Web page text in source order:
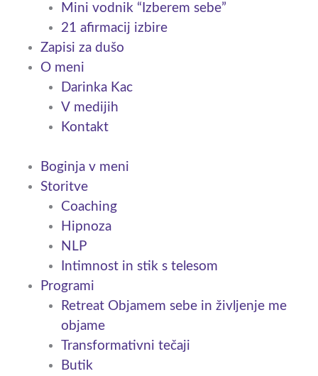
Mini vodnik “Izberem sebe”
21 afirmacij izbire
Zapisi za dušo
O meni
Darinka Kac
V medijih
Kontakt
Boginja v meni
Storitve
Coaching
Hipnoza
NLP
Intimnost in stik s telesom
Programi
Retreat Objamem sebe in življenje me
objame
Transformativni tečaji
Butik